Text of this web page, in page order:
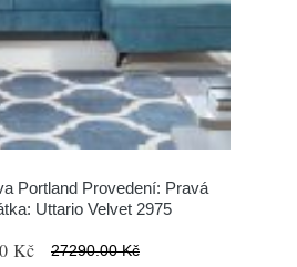
Portland Provedení: Pravá
Uttario Velvet 2975
Kč 27290.00 Kč